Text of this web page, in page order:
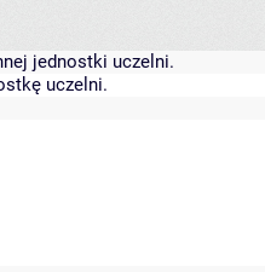
jednostki uczelni.
uczelni.